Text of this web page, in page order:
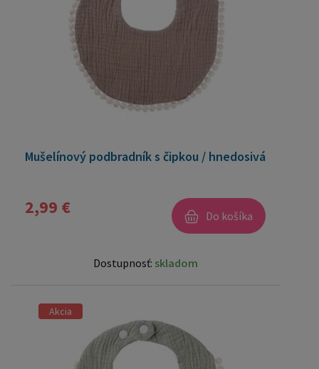
Mušelínový podbradník s čipkou / hnedosivá
2,99 € Do košíka
Dostupnosť: skladom
Akcia